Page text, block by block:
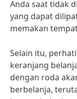
Anda saat tidak
yang dapat
memakan
Selain itu,
keranjang
dengan roda
berbelanja,